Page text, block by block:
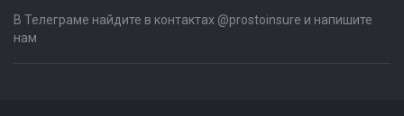
В Телеграме найдите в контактах @prostoinsure и напишите
нам